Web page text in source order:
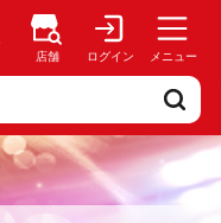
店舗 ログイン メニュー